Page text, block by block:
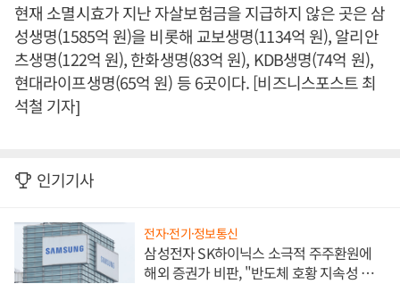
현재 소멸시효가 지난 자살보험금을 지급하지 않은 곳은 삼
성생명(1585억 원)을 비롯해 교보생명(1134억 원), 알리안
츠생명(122억 원), 한화생명(83억 원), KDB생명(74억 원),
현대라이프생명(65억 원) 등 6곳이다. [비즈니스포스트 최
석철 기자]
인기기사
전자·전기·정보통신
삼성전자 SK하이닉스 소극적 주주환원에
해외 증권가 비판, "반도체 호황 지속성 의